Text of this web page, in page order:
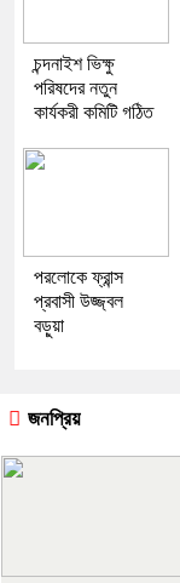
চন্দনাইশ ভিক্ষু
পরিষদের নতুন
কার্যকরী কমিটি গঠিত
পরলোকে ফ্রান্স
প্রবাসী উজ্জ্বল
বড়ুয়া
জনপ্রিয়